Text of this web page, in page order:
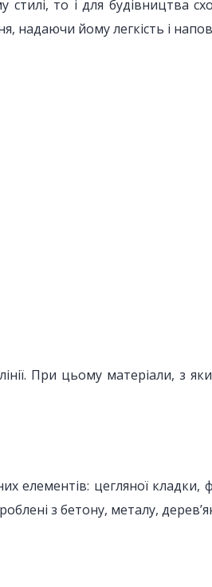
то і для будівництва
надаючи йому легкість і
При цьому матеріали,
елементів: цегляної
з бетону, металу,